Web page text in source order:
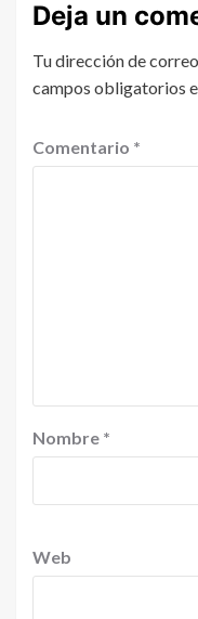
Deja un
Tu dirección de
campos obligatorios
Comentario *
Nombre *
Web